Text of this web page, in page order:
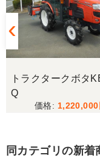
三重県／ユウ
購入から引
ございました
当方の要望
トラクタークボタ
Q
1,220,000
同カテゴリの新着